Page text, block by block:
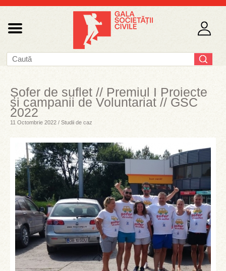
Șofer de suflet // Premiul I Proiecte
și campanii de Voluntariat // GSC
2022
11 Octombrie 2022 / Studii de caz